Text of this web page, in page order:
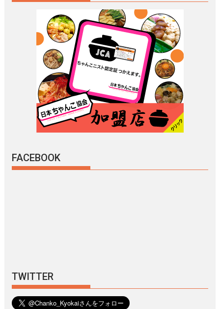
FACEBOOK
TWITTER